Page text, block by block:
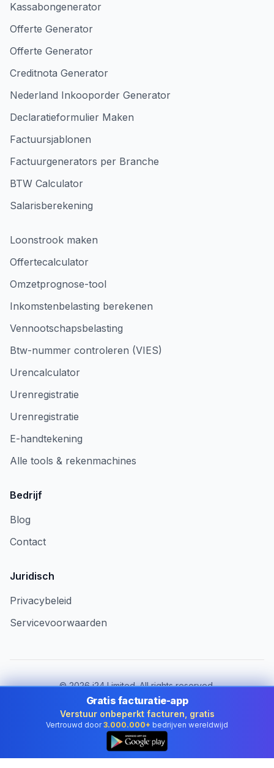
Kassabongenerator
Offerte Generator
Offerte Generator
Creditnota Generator
Nederland Inkooporder Generator
Declaratieformulier Maken
Factuursjablonen
Factuurgenerators per Branche
BTW Calculator
Salarisberekening
Loonstrook maken
Offertecalculator
Omzetprognose-tool
Inkomstenbelasting berekenen
Vennootschapsbelasting
Btw-nummer controleren (VIES)
Urencalculator
Urenregistratie
Urenregistratie
E-handtekening
Alle tools & rekenmachines
Bedrijf
Blog
Contact
Juridisch
Privacybeleid
Servicevoorwaarden
©2026i24 Limited. All rights reserved.
Voor bedrijven in Netherlands
Land wijzigen:
Netherlands
Gratis facturatie-app
Verstuur onbeperkt facturen, gratis
Vertrouwd door 3.000.000+ bedrijven wereldwijd